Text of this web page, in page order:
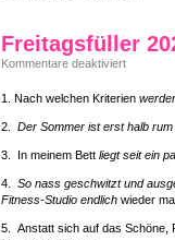
Freitagsfüller
Kommentare deaktiviertfür
07-
1. Nach welchen Kriterien
2. Der Sommer ist erst halb rum
3. In meinem Bett liegt seit ein
4. So nass geschwitzt und
Fitness-Studio endlich wieder
5. Anstatt sich auf das Schöne,